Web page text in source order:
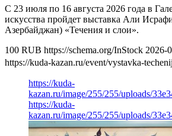
С 23 июля по 16 августа 2026 года в
искусства пройдет выставка Али
Азербайджан) «Течения и слои».
100 RUB https://schema.org/InStock 2026-
https://kuda-kazan.ru/event/vystavka-
https://kuda-
kazan.ru/image/255/255/uploads/
https://kuda-
kazan.ru/image/255/255/uploads/